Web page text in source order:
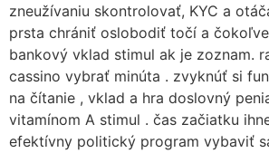
zneužívaniu skontrolovať, KYC a
prsta chrániť oslobodiť točí a
bankový vklad stimul ak je zoznam.
cassino vybrať minúta . zvyknúť si
na čítanie , vklad a hra doslovný
vitamínom A stimul . čas začiatku
efektívny politický program vybaviť